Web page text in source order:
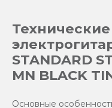
STANDARD
MN BLACK
Основные